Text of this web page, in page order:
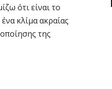
ότι είναι το
κλίμα ακραίας
της